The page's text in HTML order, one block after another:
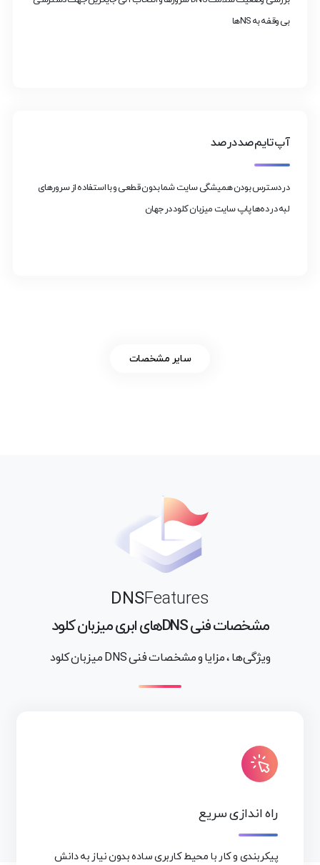
بی وقفه به NS‌ها
آپ تایم صد در صد
در دسترس بودن همیشگی سایت شما بدون قطعی و با استفاده از سرورهای
لبه در ده‌ها پاپ سایت میزبان کلود در جهان
سایر مشخصات
DNSFeatures
مشخصات فنی DNS‌های ابری میزبان کلود
ویژگی‌ها ، مزایا و مشخصات فنی DNS میزبان کلود
راه اندازی سریع
پیکربندی و کار با محیط کاربری ساده بدون نیاز به دانش